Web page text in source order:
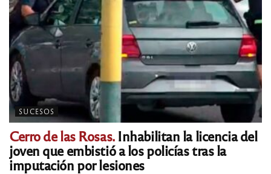
SUCESOS
Cerro de las Rosas.Inhabilitan la licencia del
joven que embistió a los policías tras la
imputación por lesiones